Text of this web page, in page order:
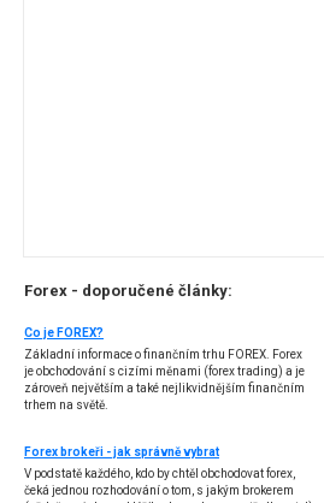
Forex - doporučené články:
Co je FOREX?
Základní informace o finančním trhu FOREX. Forex
je obchodování s cizími měnami (forex trading) a je
zároveň největším a také nejlikvidnějším finančním
trhem na světě.
Forex brokeři - jak správně vybrat
V podstatě každého, kdo by chtěl obchodovat forex,
čeká jednou rozhodování o tom, s jakým brokerem